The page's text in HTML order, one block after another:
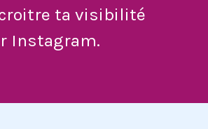
ta visibilité
Instagram.